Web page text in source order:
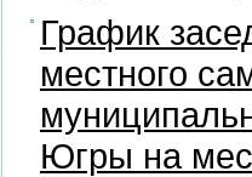
График
местного
Югры на